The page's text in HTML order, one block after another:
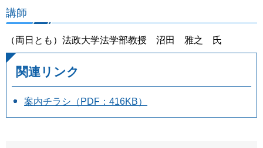
講師
（両日とも）法政大学法学部教授 沼田 雅之 氏
関連リンク
案内チラシ（PDF：416KB）